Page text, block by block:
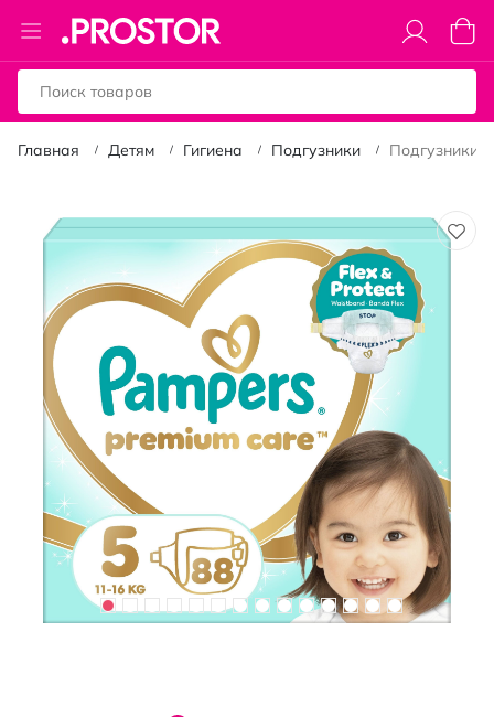
Toggle
Nav
Моя
Главная Детям Гигиена Подгузники Подгузники
Пропустить
галереям
изображений